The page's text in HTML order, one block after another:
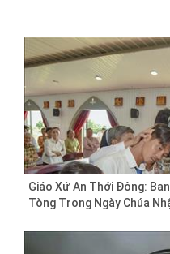
Giáo Xứ An Thới Đông:
Tòng Trong Ngày Chúa